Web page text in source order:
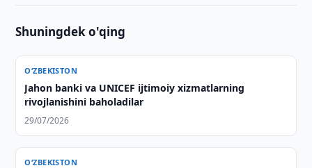
Shuningdek o'qing
O‘ZBEKISTON
Jahon banki va UNICEF ijtimoiy xizmatlarning
rivojlanishini baholadilar
29/07/2026
O‘ZBEKISTON